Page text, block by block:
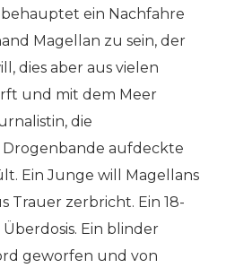
ein Nachfahre
Magellan zu sein, der
dies aber aus vielen
und mit dem Meer
die
aufdeckte
Ein Junge will Magellans
Trauer zerbricht. Ein 18-
Ein blinder
geworfen und von